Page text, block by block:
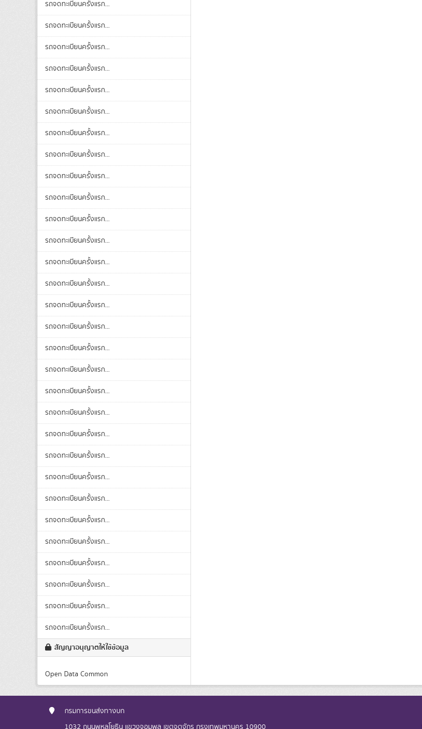
รถจดทะเบียนครั้งแรก...
รถจดทะเบียนครั้งแรก...
รถจดทะเบียนครั้งแรก...
รถจดทะเบียนครั้งแรก...
รถจดทะเบียนครั้งแรก...
รถจดทะเบียนครั้งแรก...
รถจดทะเบียนครั้งแรก...
รถจดทะเบียนครั้งแรก...
รถจดทะเบียนครั้งแรก...
รถจดทะเบียนครั้งแรก...
รถจดทะเบียนครั้งแรก...
รถจดทะเบียนครั้งแรก...
รถจดทะเบียนครั้งแรก...
รถจดทะเบียนครั้งแรก...
รถจดทะเบียนครั้งแรก...
รถจดทะเบียนครั้งแรก...
รถจดทะเบียนครั้งแรก...
รถจดทะเบียนครั้งแรก...
รถจดทะเบียนครั้งแรก...
รถจดทะเบียนครั้งแรก...
รถจดทะเบียนครั้งแรก...
รถจดทะเบียนครั้งแรก...
รถจดทะเบียนครั้งแรก...
รถจดทะเบียนครั้งแรก...
รถจดทะเบียนครั้งแรก...
รถจดทะเบียนครั้งแรก...
รถจดทะเบียนครั้งแรก...
รถจดทะเบียนครั้งแรก...
รถจดทะเบียนครั้งแรก...
รถจดทะเบียนครั้งแรก...
สัญญาอนุญาตให้ใช้ข้อมูล
Open Data Common
กรมการขนส่งทางบก
1032 ถนนพหลโยธิน แขวงจอมพล เขตจตุจักร กรุงเทพมหานคร 10900